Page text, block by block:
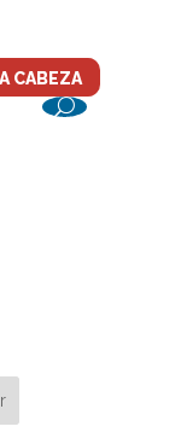
CABEZA